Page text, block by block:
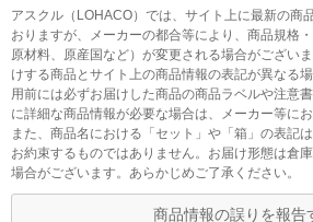
アスクル（LOHACO）では、サイト上に最新の商
おりますが、メーカーの都合等により、商品規格
原材料、原産国など）が変更される場合がござい
けする商品とサイト上の商品情報の表記が異なる
用前には必ずお届けした商品の商品ラベルや注意
に詳細な商品情報が必要な場合は、メーカー等に
また、商品名における「セット」や「箱」の表記
お約束するものではありません。お届け形態は倉
場合がございます。あらかじめご了承ください。
商品情報の誤りを報告